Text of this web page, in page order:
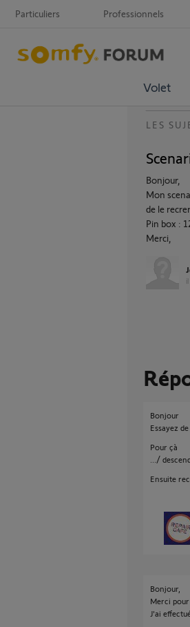
Particuliers Professionnels
Volet
LES
Bonjour,
Mon
de le
Pin box :
Merci,
Bonjour
Essayez
Pour çà
.../
Ensuite
Bonjour,
Merci
J'ai